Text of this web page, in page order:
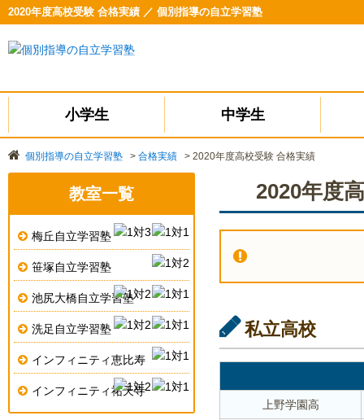
2020年度高校受験 合格実績 ／ 個別指導の自立学習塾
小学生 中学生
個別指導の自立学習塾 > 合格実績 > 2020年度高校受験 合格実績
2020年度
私立高校
上野学園高
教室一覧
梅丘自立学習塾
笹塚自立学習塾
池尻大橋自立学習塾
洗足自立学習塾
インフィニティ恵比寿
インフィニティ祐天寺